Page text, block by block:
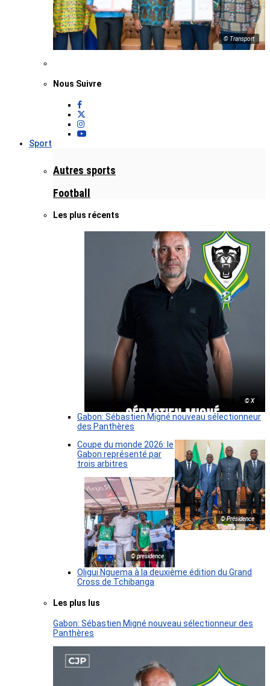
© Transport
Nous Suivre
Sport
Autres sports
Football
Les plus récents
© X
Gabon: Sébastien Migné nouveau sélectionneur
des Panthères
© Présidence
Coupe du monde 2026: le
Gabon représenté par
trois arbitres
© presidence
Oligui Nguema à la deuxième édition du Grand
Cross de Tchibanga
Les plus lus
Gabon: Sébastien Migné nouveau sélectionneur des
Panthères